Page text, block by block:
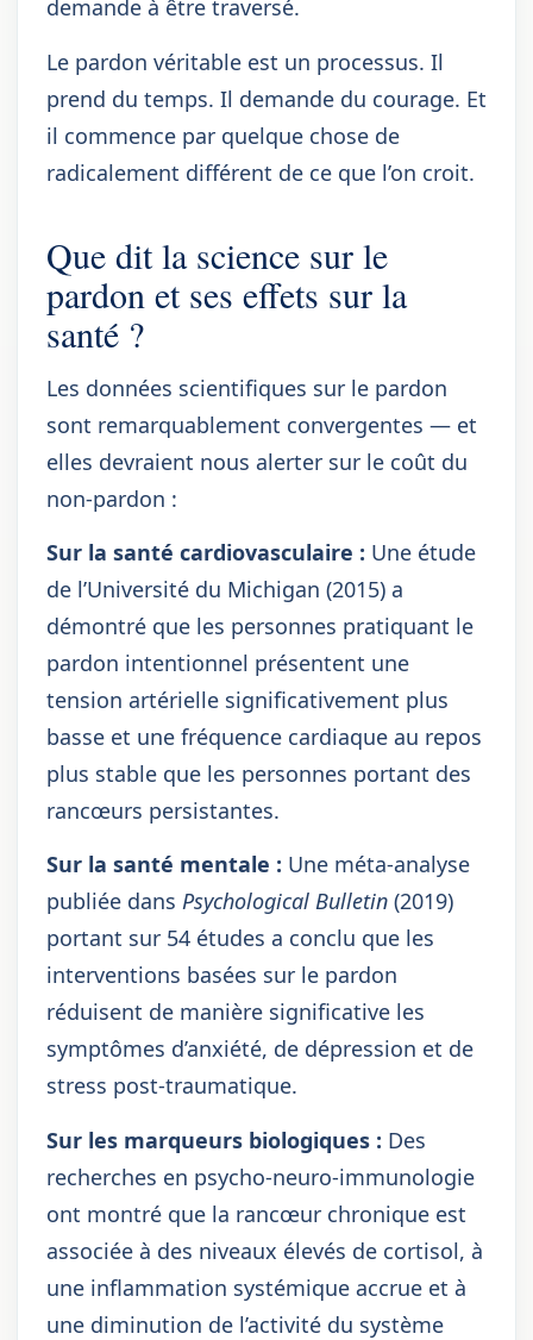
demande à être traversé.
Le pardon véritable est un processus. Il
prend du temps. Il demande du courage. Et
il commence par quelque chose de
radicalement différent de ce que l’on croit.
Que dit la science sur le
pardon et ses effets sur la
santé ?
Les données scientifiques sur le pardon
sont remarquablement convergentes — et
elles devraient nous alerter sur le coût du
non-pardon :
Sur la santé cardiovasculaire : Une étude
de l’Université du Michigan (2015) a
démontré que les personnes pratiquant le
pardon intentionnel présentent une
tension artérielle significativement plus
basse et une fréquence cardiaque au repos
plus stable que les personnes portant des
rancœurs persistantes.
Sur la santé mentale : Une méta-analyse
publiée dans Psychological Bulletin (2019)
portant sur 54 études a conclu que les
interventions basées sur le pardon
réduisent de manière significative les
symptômes d’anxiété, de dépression et de
stress post-traumatique.
Sur les marqueurs biologiques : Des
recherches en psycho-neuro-immunologie
ont montré que la rancœur chronique est
associée à des niveaux élevés de cortisol, à
une inflammation systémique accrue et à
une diminution de l’activité du système